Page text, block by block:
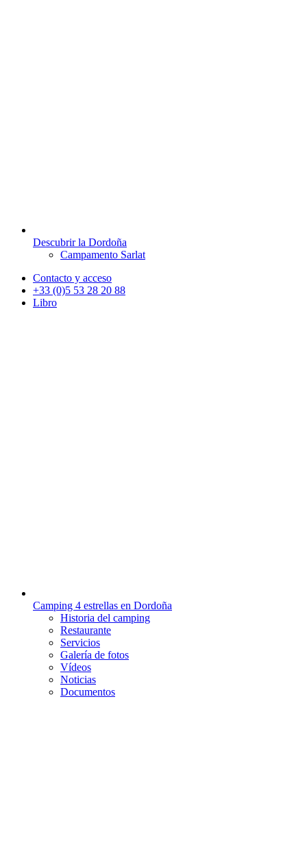
Descubrir la Dordoña
Campamento Sarlat
Contacto y acceso
+33 (0)5 53 28 20 88
Libro
Camping 4 estrellas en Dordoña
Historia del camping
Restaurante
Servicios
Galería de fotos
Vídeos
Noticias
Documentos